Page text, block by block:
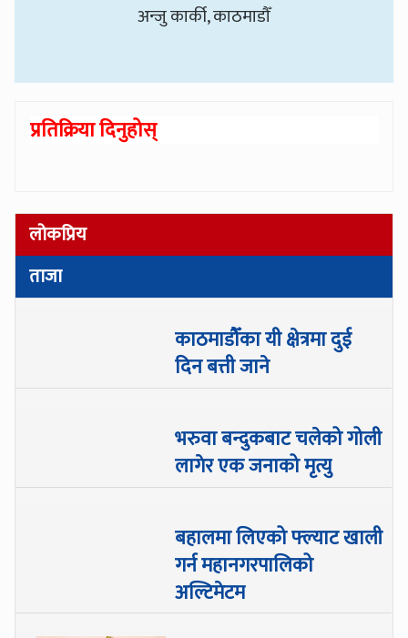
अन्जु कार्की, काठमाडौँ
प्रतिक्रिया दिनुहोस्
लोकप्रिय
ताजा
काठमाडौँका यी क्षेत्रमा दुई
दिन बत्ती जाने
भरुवा बन्दुकबाट चलेको गोली
लागेर एक जनाको मृत्यु
बहालमा लिएको फ्ल्याट खाली
गर्न महानगरपालिको
अल्टिमेटम